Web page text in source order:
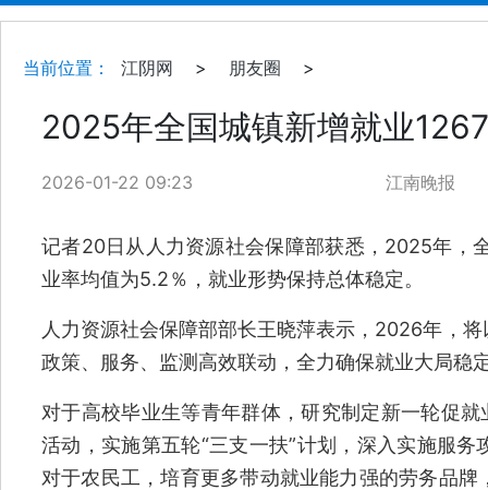
当前位置： 江阴网 > 朋友圈 >
2025年全国城镇新增就业
2026-01-22 09:23 江南晚报
记者20日从人力资源社会保障部获悉，2025年，
业率均值为5.2％，就业形势保持总体稳定。
人力资源社会保障部部长王晓萍表示，2026年，
政策、服务、监测高效联动，全力确保就业大局稳
对于高校毕业生等青年群体，研究制定新一轮促
活动，实施第五轮“三支一扶”计划，深入实施服
对于农民工，培育更多带动就业能力强的劳务品